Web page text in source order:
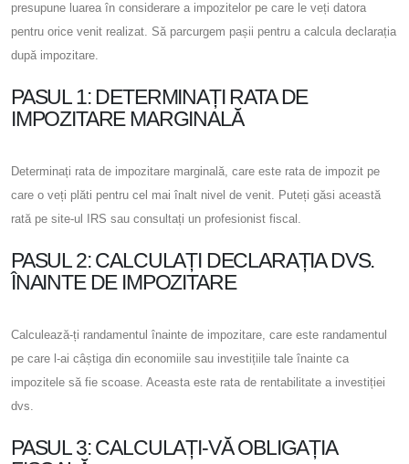
presupune luarea în considerare a impozitelor pe care le veți datora
pentru orice venit realizat. Să parcurgem pașii pentru a calcula declarația
după impozitare.
PASUL 1: DETERMINAȚI RATA DE
IMPOZITARE MARGINALĂ
Determinați rata de impozitare marginală, care este rata de impozit pe
care o veți plăti pentru cel mai înalt nivel de venit. Puteți găsi această
rată pe site-ul IRS sau consultați un profesionist fiscal.
PASUL 2: CALCULAȚI DECLARAȚIA DVS.
ÎNAINTE DE IMPOZITARE
Calculează-ți randamentul înainte de impozitare, care este randamentul
pe care l-ai câștiga din economiile sau investițiile tale înainte ca
impozitele să fie scoase. Aceasta este rata de rentabilitate a investiției
dvs.
PASUL 3: CALCULAȚI-VĂ OBLIGAȚIA